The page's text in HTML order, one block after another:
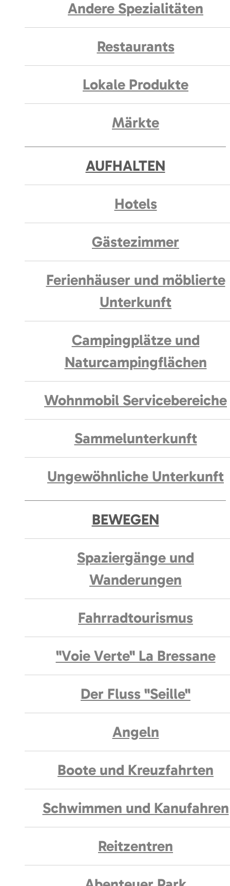
Andere Spezialitäten
Restaurants
Lokale Produkte
Märkte
AUFHALTEN
Hotels
Gästezimmer
Ferienhäuser und möblierte
Unterkunft
Campingplätze und
Naturcampingflächen
Wohnmobil Servicebereiche
Sammelunterkunft
Ungewöhnliche Unterkunft
BEWEGEN
Spaziergänge und
Wanderungen
Fahrradtourismus
"Voie Verte" La Bressane
Der Fluss "Seille"
Angeln
Boote und Kreuzfahrten
Schwimmen und Kanufahren
Reitzentren